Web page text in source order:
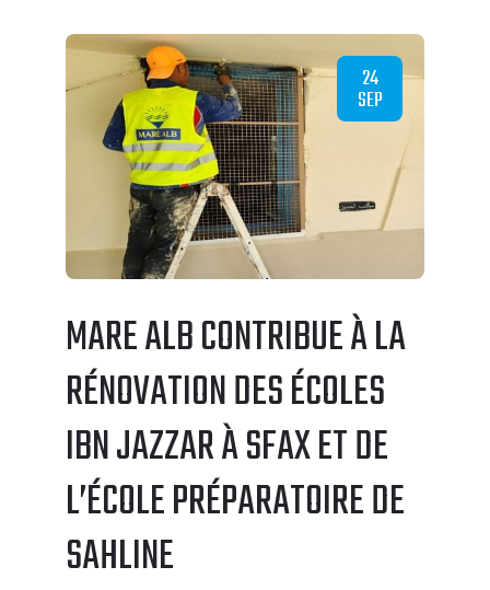
24
SEP
MARE ALB CONTRIBUE À LA
RÉNOVATION DES ÉCOLES
IBN JAZZAR À SFAX ET DE
L’ÉCOLE PRÉPARATOIRE DE
SAHLINE